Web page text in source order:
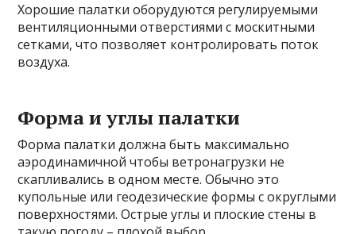
Хорошие палатки оборудуются регулируемыми
вентиляционными отверстиями с москитными
сетками, что позволяет контролировать поток
воздуха.
Форма и углы палатки
Форма палатки должна быть максимально
аэродинамичной чтобы ветронагрузки не
скапливались в одном месте. Обычно это
купольные или геодезические формы с округлыми
поверхностями. Острые углы и плоские стены в